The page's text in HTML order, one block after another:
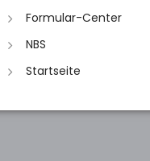
Formular-Center
NBS
Startseite